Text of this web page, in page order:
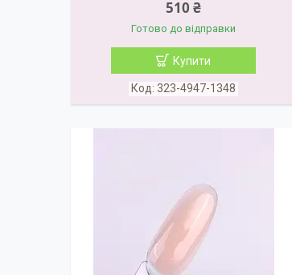
510 ₴
Готово до відправки
Купити
323-4947-1348